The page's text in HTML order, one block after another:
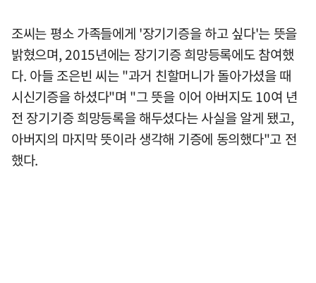
조씨는 평소 가족들에게 '장기기증을 하고 싶다'는 뜻을
밝혔으며, 2015년에는 장기기증 희망등록에도 참여했
다. 아들 조은빈 씨는 "과거 친할머니가 돌아가셨을 때
시신기증을 하셨다"며 "그 뜻을 이어 아버지도 10여 년
전 장기기증 희망등록을 해두셨다는 사실을 알게 됐고,
아버지의 마지막 뜻이라 생각해 기증에 동의했다"고 전
했다.